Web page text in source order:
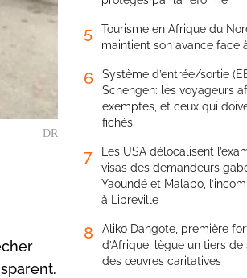
DR
5
Tourisme en Afrique du
maintient son avance face
6
Système d’entrée/sortie
Schengen: les voyageurs
exemptés, et ceux qui
fichés
7
Les USA délocalisent
visas des demandeurs
Yaoundé et Malabo,
à Libreville
8
Aliko Dangote, première
d’Afrique, lègue un tiers
des œuvres caritatives